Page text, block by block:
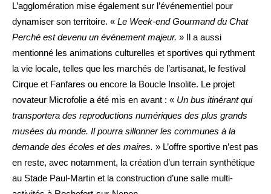
L’agglomération mise également sur l’événementiel pour
dynamiser son territoire. « Le Week-end Gourmand du Chat
Perché est devenu un événement majeur. » Il a aussi
mentionné les animations culturelles et sportives qui rythment
la vie locale, telles que les marchés de l’artisanat, le festival
Cirque et Fanfares ou encore la Boucle Insolite. Le projet
novateur Microfolie a été mis en avant : « Un bus itinérant qui
transportera des reproductions numériques des plus grands
musées du monde. Il pourra sillonner les communes à la
demande des écoles et des maires. » L’offre sportive n’est pas
en reste, avec notamment, la création d’un terrain synthétique
au Stade Paul-Martin et la construction d’une salle multi-